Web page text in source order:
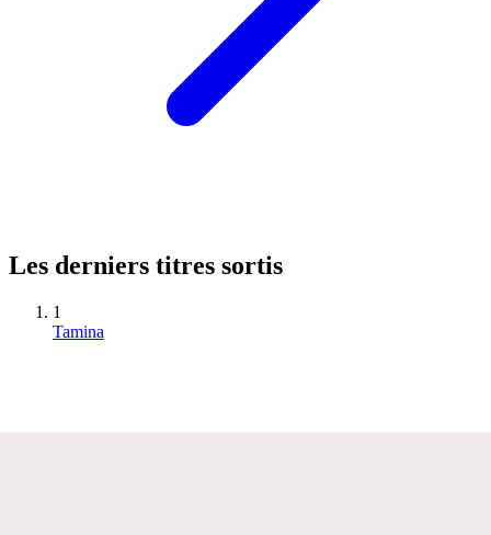
Les derniers titres sortis
1
Tamina